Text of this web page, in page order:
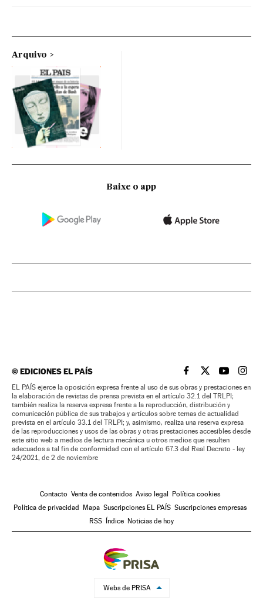
Arquivo
Baixe o app
©EDICIONES EL PAÍS EL PAÍS BRASIL EN
EL PAÍSEL PAÍS
EL
EL PAÍS ejerce la oposición expresa frente al uso de sus obras y prestaciones en
la elaboración de revistas de prensa prevista en el artículo 32.1 del TRLPI;
también realiza la reserva expresa frente a la reproducción, distribución y
comunicación pública de sus trabajos y artículos sobre temas de actualidad
prevista en el artículo 33.1 del TRLPI; y, asimismo, realiza una reserva expresa
de las reproducciones y usos de las obras y otras prestaciones accesibles desde
este sitio web a medios de lectura mecánica u otros medios que resulten
adecuados a tal fin de conformidad con el artículo 67.3 del Real Decreto - ley
24/2021, de 2 de noviembre
Contacto Venta de contenidos Aviso legal Política cookies
Política de privacidad Mapa Suscripciones EL PAÍS Suscripciones empresas
RSS Índice Noticias de hoy
Webs de PRISA